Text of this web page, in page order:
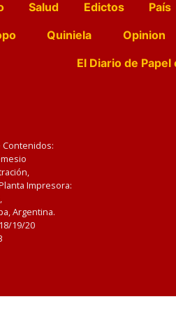
Salud Edictos País
Quiniela Opinion
El Diario de Papel
Impresora:
Argentina.
19/20